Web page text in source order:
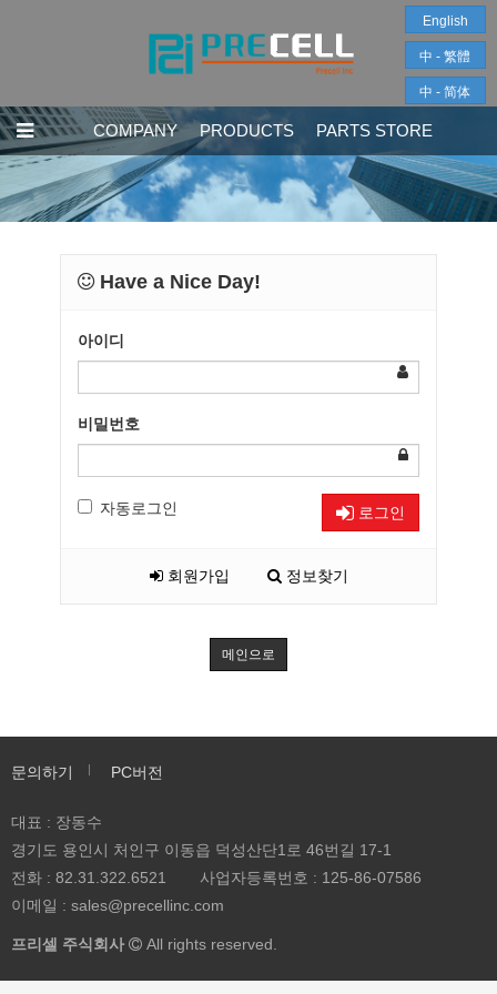
English
中 - 繁體
中 - 简体
COMPANY PRODUCTS PARTS STORE
Have a Nice Day!
아이디
비밀번호
자동로그인 로그인
회원가입 정보찾기
메인으로
문의하기 PC버전
대표 : 장동수
경기도 용인시 처인구 이동읍 덕성산단1로 46번길 17-1
전화 : 82.31.322.6521 사업자등록번호 : 125-86-07586
이메일 : sales@precellinc.com
프리셀 주식회사 All rights reserved.